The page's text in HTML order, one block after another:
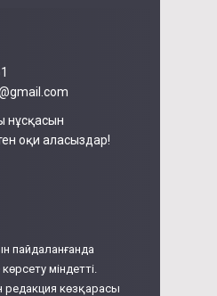
нұсқасын
оқи аласыздар!
пайдаланғанда
міндетті.
редакция көзқарасы